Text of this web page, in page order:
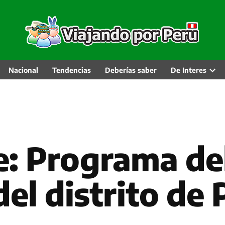
Nacional Tendencias Deberías saber De Interes
Programa
distrito de